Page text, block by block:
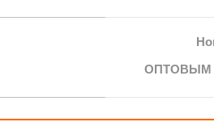
ОПТОВЫМ